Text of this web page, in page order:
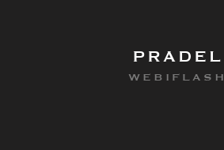
PRADEL
WEBIFLASH